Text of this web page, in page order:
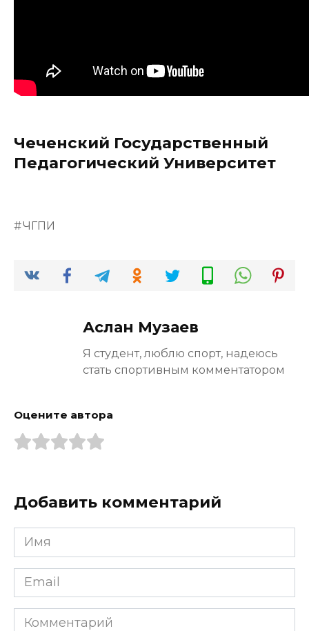
Чеченский Государственный
Педагогический Университет
ЧГПИ
Аслан Музаев
Я студент, люблю спорт, надеюсь
стать спортивным комментатором
Оцените автора
Добавить комментарий
Имя
*
Email
*
Комментарий